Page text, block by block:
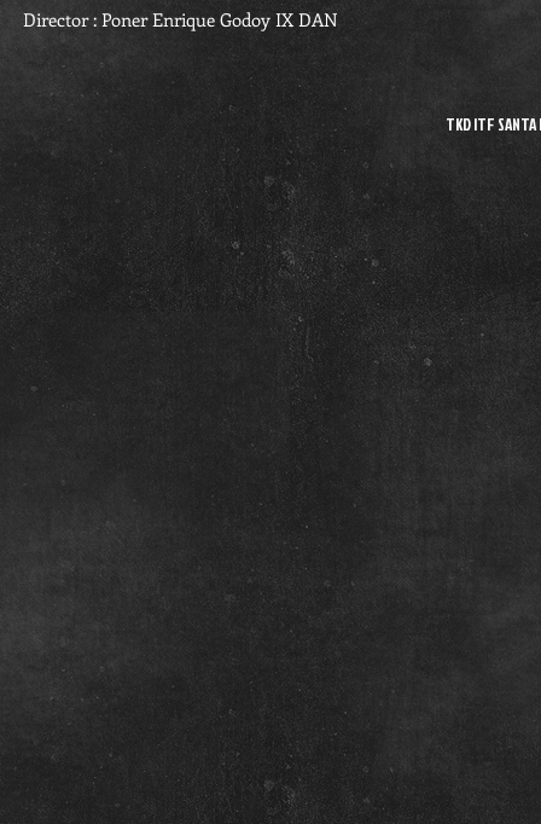
Director : Poner Enrique Godoy IX DAN
TKD ITF SANTA